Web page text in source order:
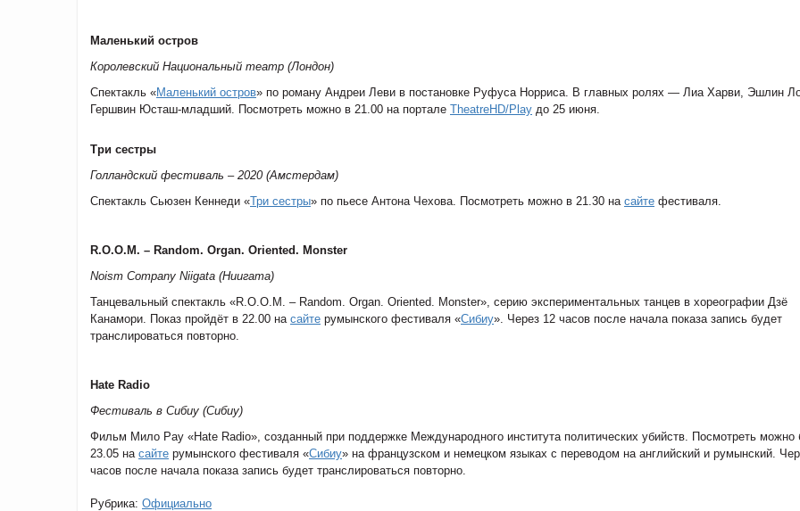
Маленький остров
Королевский Национальный театр (Лондон)
Спектакль «Маленький остров» по роману Андреи Леви в постановке Руфуса Норриса. В главных ролях — Лиа Харви, Эшлин
Гершвин Юсташ-младший. Посмотреть можно в 21.00 на портале TheatreHD/Play до 25 июня.
Три сестры
Голландский фестиваль – 2020 (Амстердам)
Спектакль Сьюзен Кеннеди «Три сестры» по пьесе Антона Чехова. Посмотреть можно в 21.30 на сайте фестиваля.
R.O.O.M. – Random. Organ. Oriented. Monster
Noism Company Niigata (Ниигата)
Танцевальный спектакль «R.O.O.M. – Random. Organ. Oriented. Monster», серию экспериментальных танцев в хореографии Дзё
Канамори. Показ пройдёт в 22.00 на сайте румынского фестиваля «Сибиу». Через 12 часов после начала показа запись будет
транслироваться повторно.
Hate Radio
Фестиваль в Сибиу (Сибиу)
Фильм Мило Рау «Hate Radio», созданный при поддержке Международного института политических убийств. Посмотреть можно
23.05 на сайте румынского фестиваля «Сибиу» на французском и немецком языках с переводом на английский и румынский.
часов после начала показа запись будет транслироваться повторно.
Рубрика: Официально